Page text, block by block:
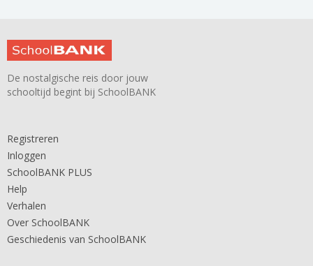
De nostalgische reis door jouw
schooltijd begint bij SchoolBANK
Registreren
Inloggen
SchoolBANK PLUS
Help
Verhalen
Over SchoolBANK
Geschiedenis van SchoolBANK